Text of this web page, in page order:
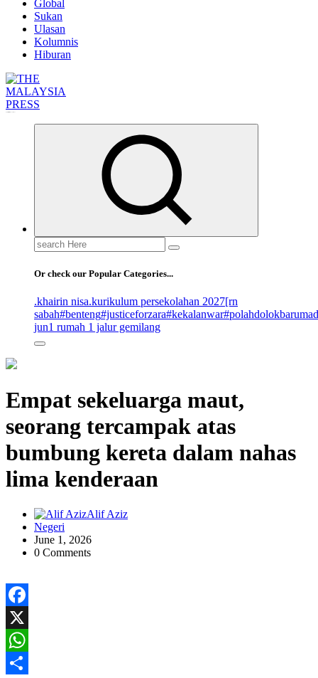
Global
Sukan
Ulasan
Kolumnis
Hiburan
Search
for:
Or check our Popular Categories...
.khairin nisa.kurikulum persekolahan 2027[rn
sabah#benteng#justiceforzara#kekalanwar
jun1 rumah 1 jalur gemilang
Empat sekeluarga maut,
seorang tercampak atas
bumbung kereta dalam nahas
lima kenderaan
Alif Aziz
Negeri
June 1, 2026
0 Comments
Facebook
X
WhatsApp